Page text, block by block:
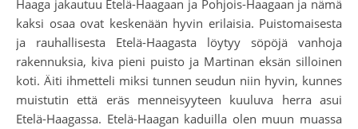
Haaga jakautuu Etelä-Haagaan ja Pohjois-Haagaan ja nämä
kaksi osaa ovat keskenään hyvin erilaisia. Puistomaisesta
ja rauhallisesta Etelä-Haagasta löytyy söpöjä vanhoja
rakennuksia, kiva pieni puisto ja Martinan eksän silloinen
koti. Äiti ihmetteli miksi tunnen seudun niin hyvin, kunnes
muistutin että eräs menneisyyteen kuuluva herra asui
Etelä-Haagassa. Etelä-Haagan kaduilla olen muun muassa